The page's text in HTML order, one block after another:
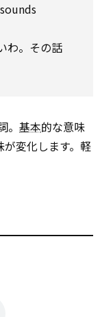
わ。その話
基本的な意味
変化します。軽